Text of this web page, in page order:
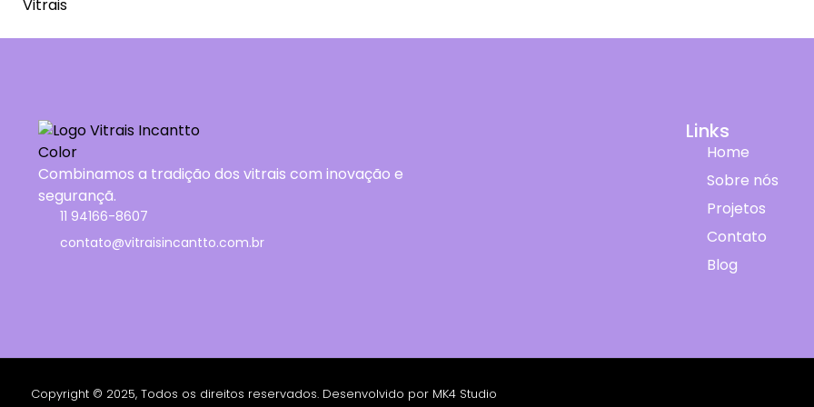
Vitrais
Combinamos a tradição dos vitrais com inovação e
segurançã.
11 94166-8607
contato@vitraisincantto.com.br
Links
Home
Sobre nós
Projetos
Contato
Blog
Copyright © 2025, Todos os direitos reservados. Desenvolvido por MK4 Studio